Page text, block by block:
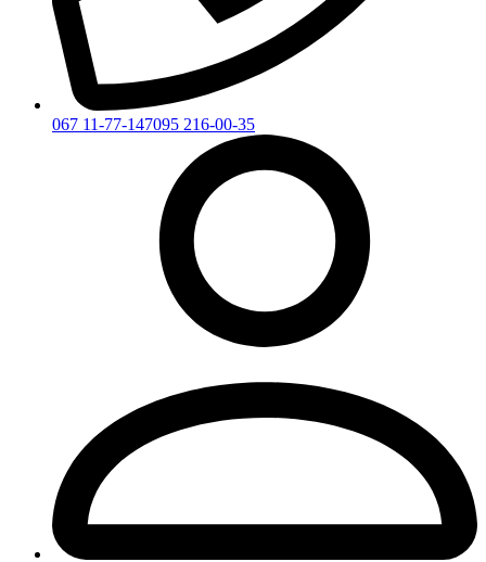
067 11-77-147095 216-00-35